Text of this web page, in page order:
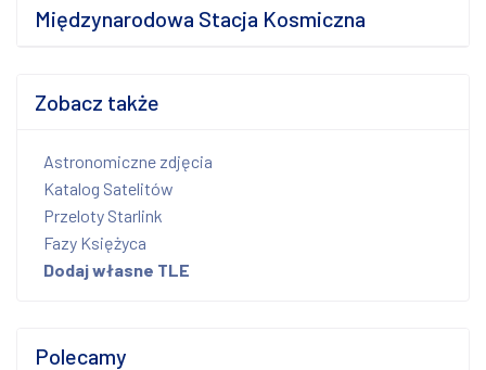
Międzynarodowa Stacja Kosmiczna
Zobacz także
Astronomiczne zdjęcia
Katalog Satelitów
Przeloty Starlink
Fazy Księżyca
Dodaj własne TLE
Polecamy